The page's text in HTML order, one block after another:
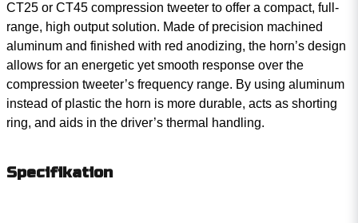
CT25 or CT45 compression tweeter to offer a compact, full-
range, high output solution. Made of precision machined
aluminum and finished with red anodizing, the horn’s design
allows for an energetic yet smooth response over the
compression tweeter’s frequency range. By using aluminum
instead of plastic the horn is more durable, acts as shorting
ring, and aids in the driver’s thermal handling.
Specifikation